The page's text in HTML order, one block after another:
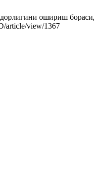
ошириш
article/view/1367